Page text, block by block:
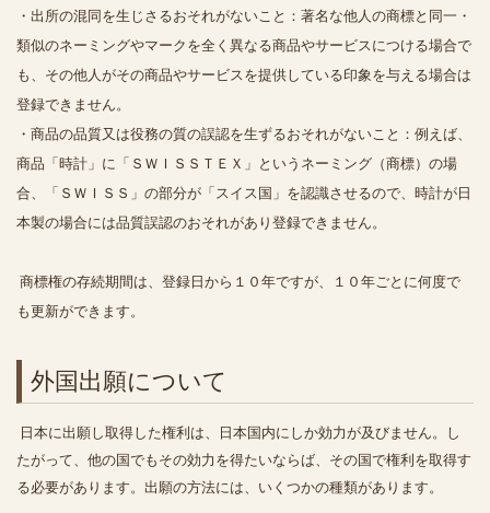
・出所の混同を生じさるおそれがないこと：著名な他人の商標と同一・
類似のネーミングやマークを全く異なる商品やサービスにつける場合で
も、その他人がその商品やサービスを提供している印象を与える場合は
登録できません。
・商品の品質又は役務の質の誤認を生ずるおそれがないこと：例えば、
商品「時計」に「ＳＷＩＳＳＴＥＸ」というネーミング（商標）の場
合、「ＳＷＩＳＳ」の部分が「スイス国」を認識させるので、時計が日
本製の場合には品質誤認のおそれがあり登録できません。
商標権の存続期間は、登録日から１０年ですが、１０年ごとに何度で
も更新ができます。
外国出願について
日本に出願し取得した権利は、日本国内にしか効力が及びません。し
たがって、他の国でもその効力を得たいならば、その国で権利を取得す
る必要があります。出願の方法には、いくつかの種類があります。